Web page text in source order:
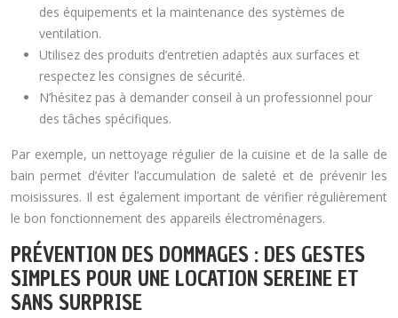
des équipements et la maintenance des systèmes de
ventilation.
Utilisez des produits d’entretien adaptés aux surfaces et
respectez les consignes de sécurité.
N’hésitez pas à demander conseil à un professionnel pour
des tâches spécifiques.
Par exemple, un nettoyage régulier de la cuisine et de la salle de
bain permet d’éviter l’accumulation de saleté et de prévenir les
moisissures. Il est également important de vérifier régulièrement
le bon fonctionnement des appareils électroménagers.
PRÉVENTION DES DOMMAGES : DES GESTES
SIMPLES POUR UNE LOCATION SEREINE ET
SANS SURPRISE